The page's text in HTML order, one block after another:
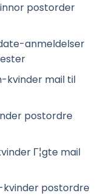
postorder
anmeldelser
kvinder mail til
postordre
Г¦gte mail
postordre